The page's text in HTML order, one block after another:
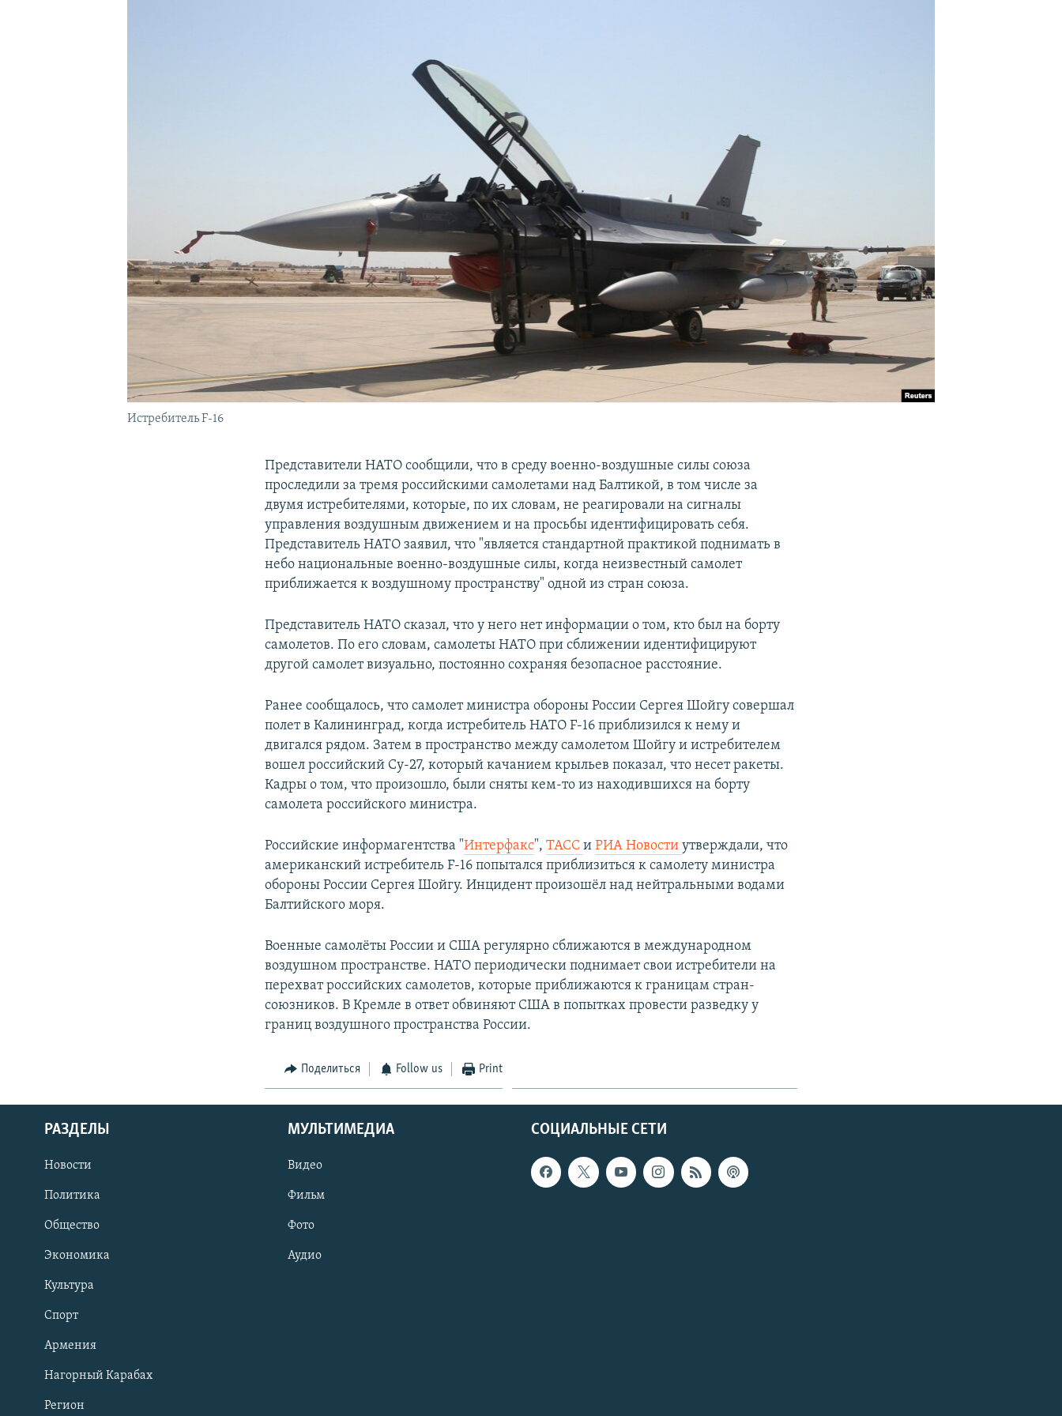
Истребитель F-16
Представители НАТО сообщили, что в среду военно-воздушные силы союза
проследили за тремя российскими самолетами над Балтикой, в том числе за
двумя истребителями, которые, по их словам, не реагировали на сигналы
управления воздушным движением и на просьбы идентифицировать себя.
Представитель НАТО заявил, что "является стандартной практикой поднимать в
небо национальные военно-воздушные силы, когда неизвестный самолет
приближается к воздушному пространству" одной из стран союза.
Представитель НАТО сказал, что у него нет информации о том, кто был на борту
самолетов. По его словам, самолеты НАТО при сближении идентифицируют
другой самолет визуально, постоянно сохраняя безопасное расстояние.
Ранее сообщалось, что самолет министра обороны России Сергея Шойгу совершал
полет в Калининград, когда истребитель НАТО F-16 приблизился к нему и
двигался рядом. Затем в пространство между самолетом Шойгу и истребителем
вошел российский Су-27, который качанием крыльев показал, что несет ракеты.
Кадры о том, что произошло, были сняты кем-то из находившихся на борту
самолета российского министра.
Российские информагентства "Интерфакс",ТАССиРИА Новостиутверждали, что
американский истребитель F-16 попытался приблизиться к самолету министра
обороны России Сергея Шойгу. Инцидент произошёл над нейтральными водами
Балтийского моря.
Военные самолёты России и США регулярно сближаются в международном
воздушном пространстве. НАТО периодически поднимает свои истребители на
перехват российских самолетов, которые приближаются к границам стран-
союзников. В Кремле в ответ обвиняют США в попытках провести разведку у
границ воздушного пространства России.
Поделиться Follow us Print
СОЦИАЛЬНЫЕ СЕТИ
РАЗДЕЛЫ
Новости
Политика
Общество
Экономика
Культура
Спорт
Армения
Нагорный Карабах
Регион
МУЛЬТИМЕДИА
Видео
Фильм
Фото
Аудио